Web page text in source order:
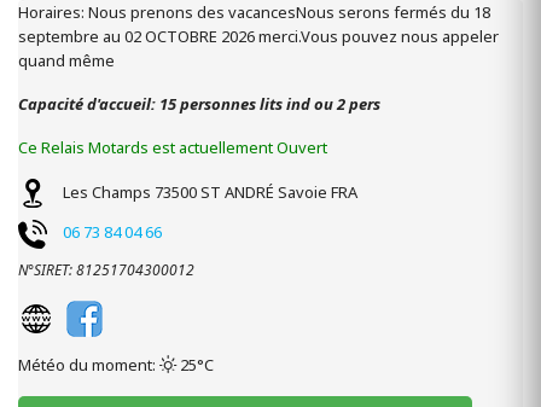
Horaires: Nous prenons des vacancesNous serons fermés du 18
septembre au 02 OCTOBRE 2026 merci.Vous pouvez nous appeler
quand même
Capacité d'accueil: 15 personnes lits ind ou 2 pers
Ce Relais Motards est actuellement Ouvert
Les Champs 73500ST ANDRÉ Savoie FRA
06 73 84 04 66
N°SIRET: 81251704300012
Météo du moment: 25°C